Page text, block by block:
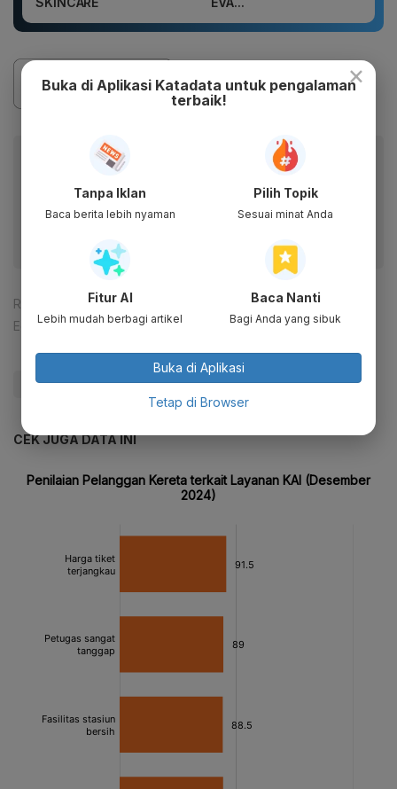
Baca artikel ini lewat aplikasi mobile.
Dapatkan pengalaman membaca lebih nyaman dan nikmati
fitur menarik lainnya lewat aplikasi mobile Katadata.
Reporter:
Antara
Editor: Agustiyanti
#Kereta #Banjir #Update Me
CEK JUGA DATA INI
×
Buka di Aplikasi Katadata untuk pengalaman
terbaik!
Tanpa Iklan
Baca berita lebih nyaman
Pilih Topik
Sesuai minat Anda
Fitur AI
Lebih mudah berbagi artikel
Baca Nanti
Bagi Anda yang sibuk
Buka di Aplikasi
Tetap di Browser